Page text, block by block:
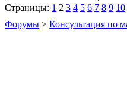
Страницы: 1 2 3 4 5 6 7 8 9 10
Форумы > Консультация по